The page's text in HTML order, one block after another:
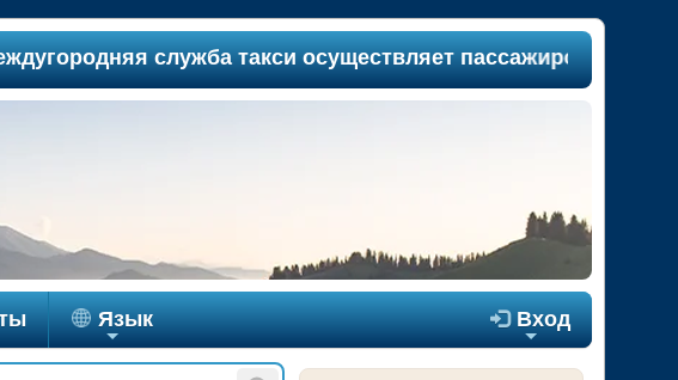
служба такси осуществляет пассажироперевозки
+
Язык  Вход